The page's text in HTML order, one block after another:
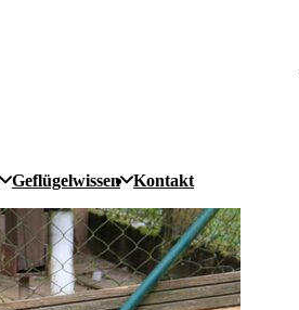
Geflügelwissen Kontakt